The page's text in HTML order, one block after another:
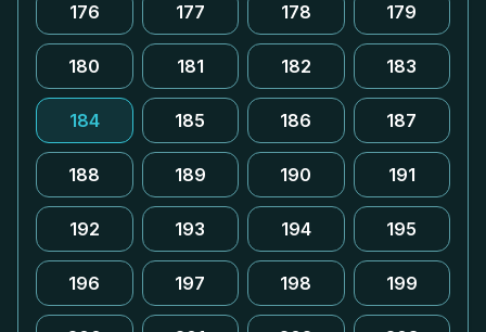
176 177 178 179
180 181 182 183
184 185 186 187
188 189 190 191
192 193 194 195
196 197 198 199